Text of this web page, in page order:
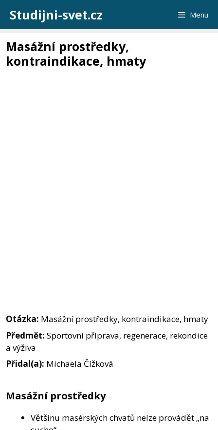
obsah
Studijni-svet.cz Menu
Masážní prostředky,
kontraindikace, hmaty
Otázka: Masážní prostředky, kontraindikace, hmaty
Předmět: Sportovní příprava, regenerace, rekondice
a výživa
Přidal(a): Michaela Čížková
Masážní prostředky
Většinu masérských chvatů nelze provádět „na